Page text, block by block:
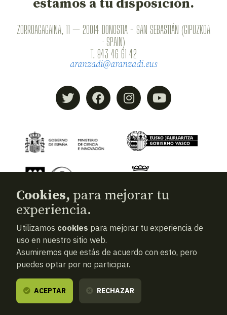
estamos a tu disposición.
ZORROAGAGAINA, 11 — 20014 DONOSTIA - SAN SEBASTIÁN (GIPUZKOA
· SPAIN)
T. 943 46 61 42
aranzadi@aranzadi.eus
© 2026Aranzadi — Zientzia elkartea
Términos y condiciones
Política de privacidad
Cookies, para mejorar tu
experiencia.
Utilizamos cookies para mejorar tu experiencia de
uso en nuestro sitio web.
Asumiremos que estás de acuerdo con esto, pero
puedes optar por no participar.
ACEPTAR RECHAZAR